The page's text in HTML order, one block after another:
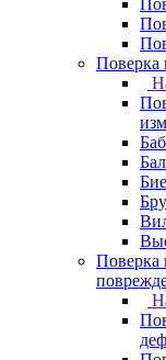
Поверка
Поверка